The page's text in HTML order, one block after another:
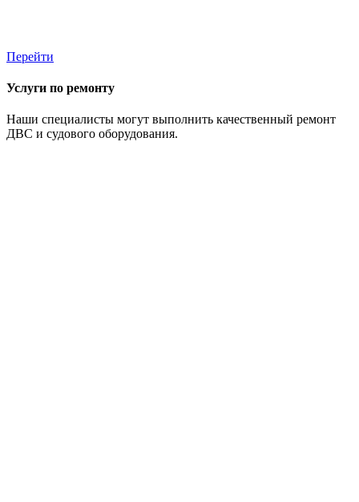
Перейти
Услуги по ремонту
Наши специалисты могут выполнить качественный ремонт
ДВС и судового оборудования.